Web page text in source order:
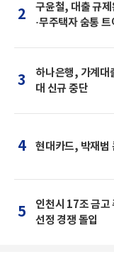
2
구윤철, 대출 규
·무주택자 숨통 트
3
하나은행, 가계
대 신규 중단
4 현대카드, 박재범
5
인천시 17조 금고
선정 경쟁 돌입